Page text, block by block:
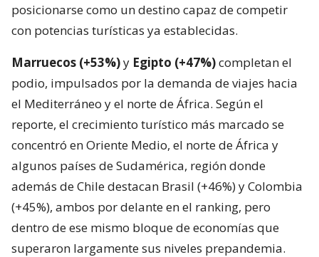
posicionarse como un destino capaz de competir
con potencias turísticas ya establecidas.
Marruecos (+53%)y Egipto (+47%)completan el
podio, impulsados por la demanda de viajes hacia
el Mediterráneo y el norte de África. Según el
reporte, el crecimiento turístico más marcado se
concentró en Oriente Medio, el norte de África y
algunos países de Sudamérica, región donde
además de Chile destacan Brasil (+46%) y Colombia
(+45%), ambos por delante en el ranking, pero
dentro de ese mismo bloque de economías que
superaron largamente sus niveles prepandemia.